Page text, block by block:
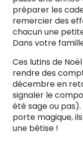
préparer les
remercier des
chacun une
Dans votre
Ces lutins de
rendre des
décembre en
signaler le
été sage ou
porte magique,
une bêtise !